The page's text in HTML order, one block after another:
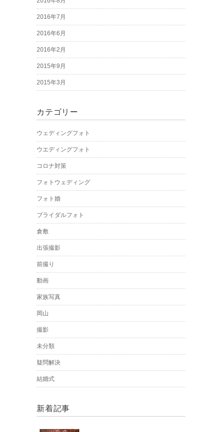
2016年7月
2016年6月
2016年2月
2015年9月
2015年3月
カテゴリー
ウェディングフォト
ウエディングフォト
コロナ対策
フォトウェディング
フォト婚
ブライダルフォト
倉敷
出張撮影
前撮り
動画
家族写真
岡山
撮影
未分類
疑問解決
結婚式
新着記事